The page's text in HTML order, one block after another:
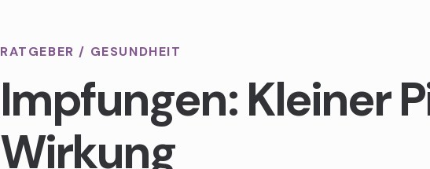
RATGEBER / GESUNDHEIT
Impfungen: Kleiner
Wirkung